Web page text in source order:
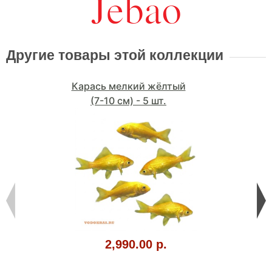
Другие товары этой коллекции
Карась мелкий жёлтый
(7-10 см) - 5 шт.
2,990.00 р.